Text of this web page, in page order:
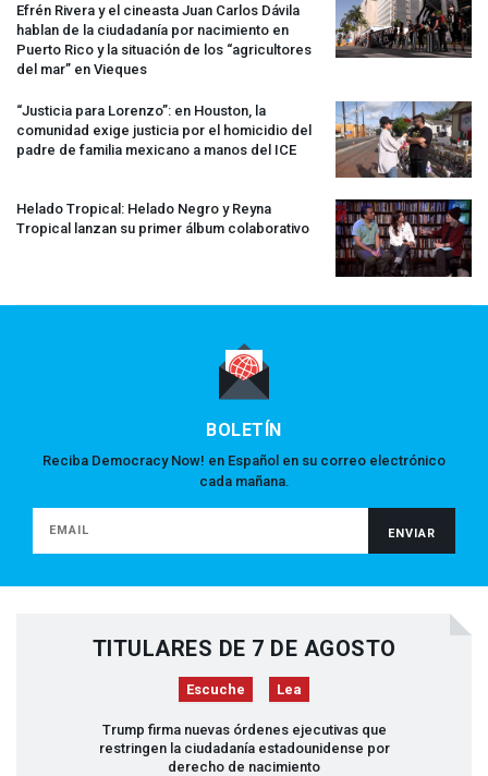
Efrén Rivera y el cineasta Juan Carlos Dávila
hablan de la ciudadanía por nacimiento en
Puerto Rico y la situación de los “agricultores
del mar” en Vieques
“Justicia para Lorenzo”: en Houston, la
comunidad exige justicia por el homicidio del
padre de familia mexicano a manos del ICE
Helado Tropical: Helado Negro y Reyna
Tropical lanzan su primer álbum colaborativo
BOLETÍN
Reciba Democracy Now! en Español en su correo electrónico
cada mañana.
TITULARES DE 7 DE AGOSTO
Escuche Lea
Trump firma nuevas órdenes ejecutivas que
restringen la ciudadanía estadounidense por
derecho de nacimiento